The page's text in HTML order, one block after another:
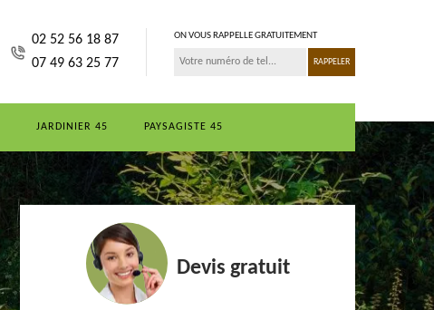
02 52 56 18 87
07 49 63 25 77
ON VOUS RAPPELLE GRATUITEMENT
JARDINIER 45 PAYSAGISTE 45
Devis gratuit